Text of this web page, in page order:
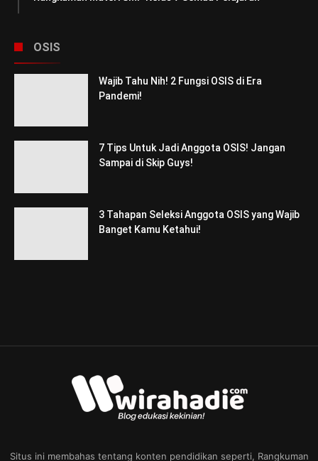
OSIS
Wajib Tahu Nih! 2 Fungsi OSIS di Era
Pandemi!
7 Tips Untuk Jadi Anggota OSIS! Jangan
Sampai di Skip Guys!
3 Tahapan Seleksi Anggota OSIS yang Wajib
Banget Kamu Ketahui!
Situs ini membahas tentang konten pendidikan seperti, Rangkuman